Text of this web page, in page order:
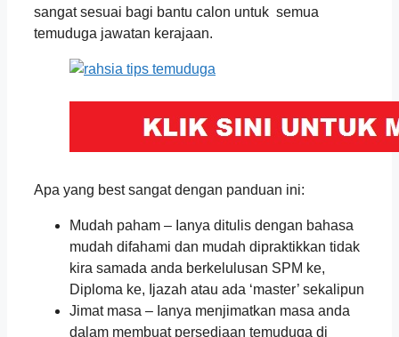
sangat sesuai bagi bantu calon untuk semua
temuduga jawatan kerajaan.
Apa yang best sangat dengan panduan ini:
Mudah paham – Ianya ditulis dengan bahasa
mudah difahami dan mudah dipraktikkan tidak
kira samada anda berkelulusan SPM ke,
Diploma ke, Ijazah atau ada ‘master’ sekalipun
Jimat masa – Ianya menjimatkan masa anda
dalam membuat persediaan temuduga di